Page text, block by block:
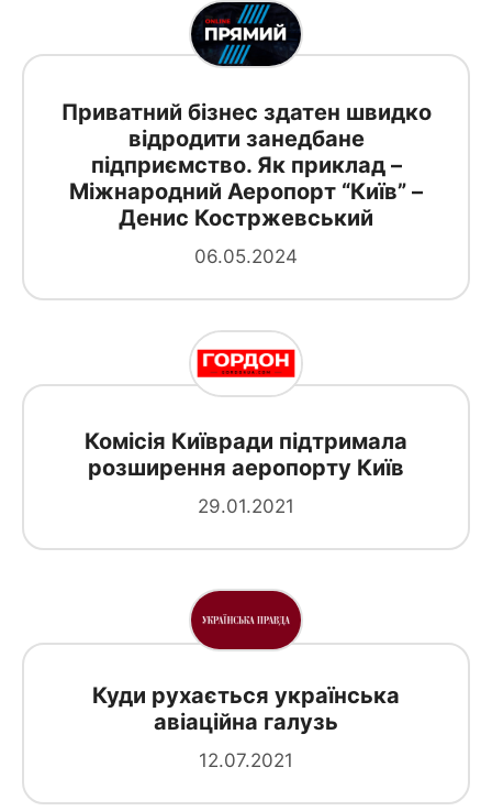
Приватний бізнес здатен швидко
відродити занедбане
підприємство. Як приклад –
Міжнародний Аеропорт “Київ” –
Денис Костржевський
06.05.2024
Комісія Київради підтримала
розширення аеропорту Київ
29.01.2021
Куди рухається українська
авіаційна галузь
12.07.2021